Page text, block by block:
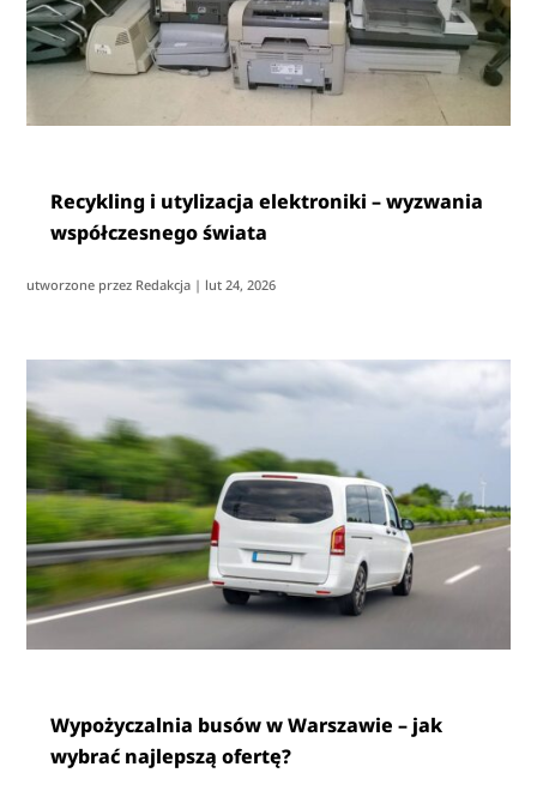
Recykling i utylizacja elektroniki – wyzwania
współczesnego świata
utworzone przez Redakcja | lut 24, 2026
Wypożyczalnia busów w Warszawie – jak
wybrać najlepszą ofertę?